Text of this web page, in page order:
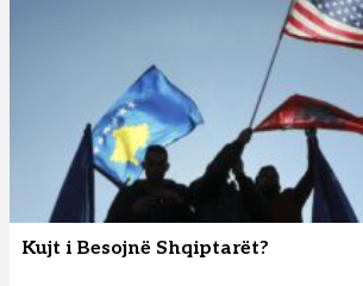
Kujt i Besojnë Shqiptarët?